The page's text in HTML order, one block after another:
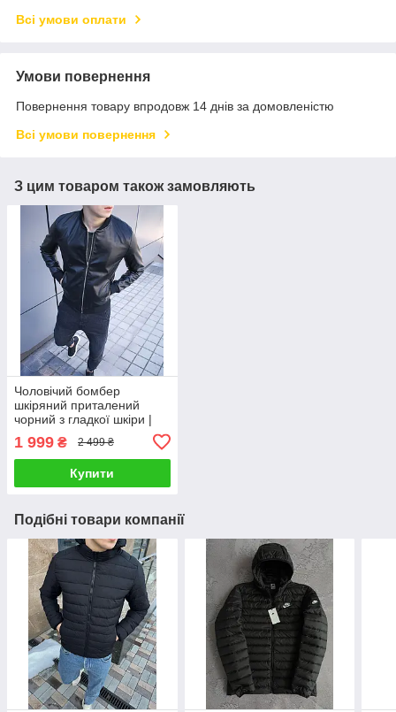
Всі умови оплати
Умови повернення
Повернення товару впродовж 14 днів за домовленістю
Всі умови повернення
З цим товаром також замовляють
Чоловічий бомбер
шкіряний приталений
чорний з гладкої шкіри |
Чоловіча куртка весняна
осіння
1 999 ₴ 2 499 ₴
Купити
Подібні товари компанії